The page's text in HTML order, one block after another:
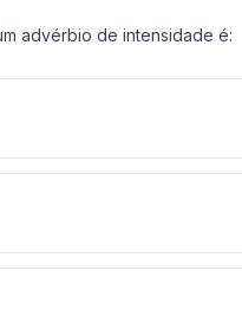
advérbio de intensidade é: